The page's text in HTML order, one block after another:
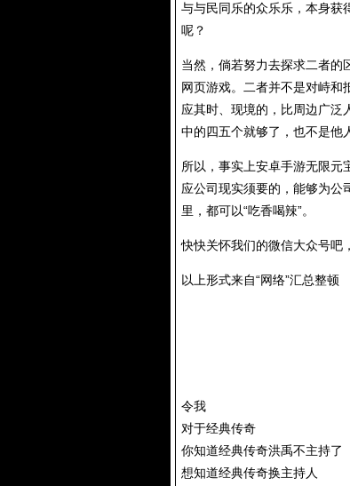
与与民同乐的众乐乐，本身获
呢？
当然，倘若努力去探求二者的
网页游戏。二者并不是对峙和
应其时、现境的，比周边广泛
中的四五个就够了，也不是他
所以，事实上安卓手游无限元
应公司现实须要的，能够为公
里，都可以“吃香喝辣”。
快快关怀我们的微信大众号吧
以上形式来自“网络”汇总整顿
令我
对于经典传奇
你知道经典传奇洪禹不主持了
想知道经典传奇换主持人